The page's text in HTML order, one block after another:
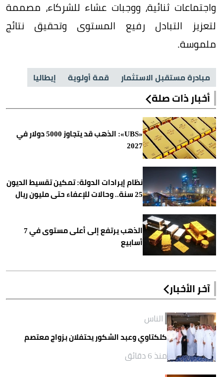
واجتماعات ثنائية، ووجبات عشاء للشركاء، مصممة
لتعزيز التبادل رفيع المستوى وتحقيق نتائج
ملموسة.
مبادرة مستقبل الاستثمار قمة أولوية إيطاليا
أخبار ذات صلة
«UBS»: الذهب قد يتجاوز 5000 دولار في
2027
نظام إيرادات الدولة: تمكين تقسيط الديون
25 سنة.. وحالات للإعفاء حتى مليون ريال
الذهب يرتفع إلى أعلى مستوى في 7
أسابيع
آخر الأخبار
الناس
كلكتاوي وعبد الشكور يحتفلان بزواج معتصم
منذ 6 دقائق